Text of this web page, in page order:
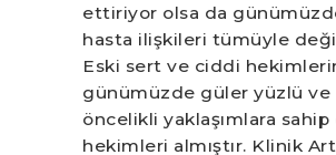
ettiriyor olsa da
hasta ilişkileri tümüyle
Eski sert ve ciddi
günümüzde güler yüzlü ve
öncelikli yaklaşımlara sahip
hekimleri almıştır. Klinik